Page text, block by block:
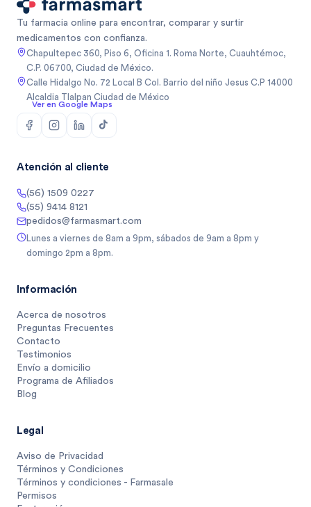
Tu farmacia online para encontrar, comparar y surtir
medicamentos con confianza.
Chapultepec 360, Piso 6, Oficina 1. Roma Norte, Cuauhtémoc,
C.P. 06700, Ciudad de México.
Calle Hidalgo No. 72 Local B Col. Barrio del niño Jesus C.P 14000
Alcaldia Tlalpan Ciudad de México
Ver en Google Maps
Atención al cliente
(56) 1509 0227
(55) 9414 8121
pedidos@farmasmart.com
Lunes a viernes de 8am a 9pm, sábados de 9am a 8pm y
domingo 2pm a 8pm.
Información
Acerca de nosotros
Preguntas Frecuentes
Contacto
Testimonios
Envío a domicilio
Programa de Afiliados
Blog
Legal
Aviso de Privacidad
Términos y Condiciones
Términos y condiciones - Farmasale
Permisos